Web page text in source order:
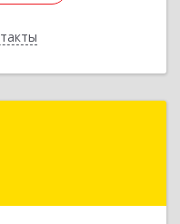
Лениногорск г,